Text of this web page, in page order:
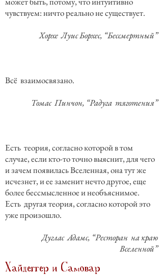
чувствуем: ничто реально не существует.
Хорхе Луис Борхес, “Бессмертный”
Всё взаимосвязано.
Томас Пинчон, “Радуга тяготения”
Есть теория, согласно которой в том
случае, если кто-то точно выяснит, для чего
и зачем появилась Вселенная, она тут же
исчезнет, и ее заменит нечто другое, еще
более бессмысленное и необъяснимое.
Есть другая теория, согласно которой это
уже произошло.
Дуглас Адамс, “Ресторан на краю
Вселенной”
Хайдеггер и Самовар